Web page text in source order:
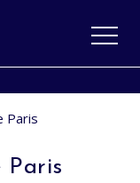
Paris
Paris